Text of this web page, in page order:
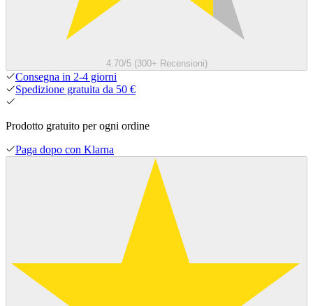
4.70/5 (300+ Recensioni)
Consegna in 2-4 giorni
Spedizione gratuita da 50 €
Prodotto gratuito per ogni ordine
Paga dopo con Klarna